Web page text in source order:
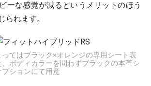
ーな感覚が減るというメリットのほう
られます。
てはブラック×オレンジの専用シート表
ボディカラーを問わずブラックの本革シ
ションにて用意